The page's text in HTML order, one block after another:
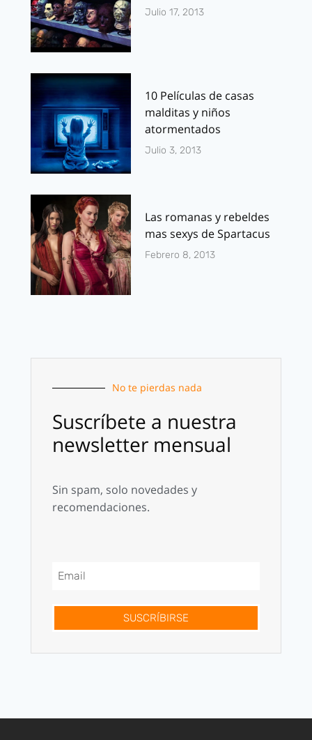
Julio 17, 2013
10 Películas de casas
malditas y niños
atormentados
Julio 3, 2013
Las romanas y rebeldes
mas sexys de Spartacus
Febrero 8, 2013
No te pierdas nada
Suscríbete a nuestra
newsletter mensual
Sin spam, solo novedades y
recomendaciones.
SUSCRÍBIRSE